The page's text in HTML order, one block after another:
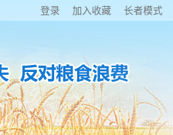
登录 加入收藏 长者模式